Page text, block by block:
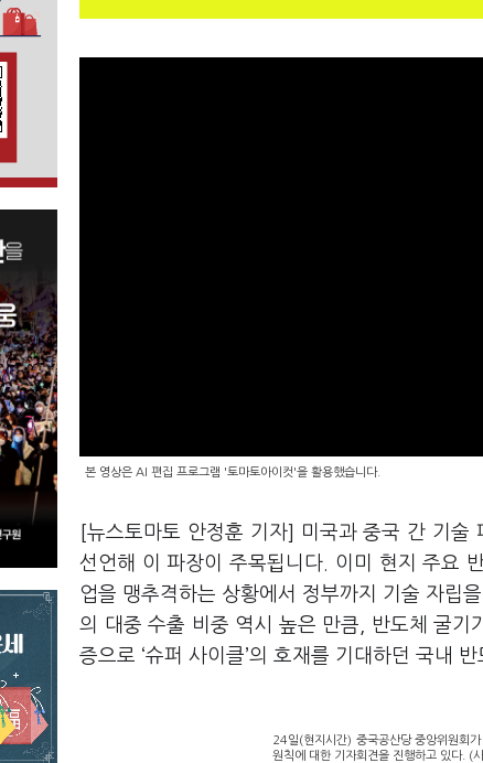
본 영상은 AI 편집 프로그램 '토마토아이컷'을 활용했습니다.
[뉴스토마토 안정훈 기자] 미국과 중국 간 기
선언해 이 파장이 주목됩니다. 이미 현지 주요
업을 맹추격하는 상황에서 정부까지 기술 자립
의 대중 수출 비중 역시 높은 만큼, 반도체 굴
증으로 ‘슈퍼 사이클’의 호재를 기대하던 국내
24일(현지시간) 중국공산당 중앙위원회
원칙에 대한 기자회견을 진행하고 있다. (